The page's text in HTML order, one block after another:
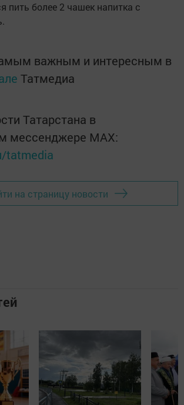
пить более 2 чашек напитка с
важным и интересным в
Татмедиа
Татарстана в
мессенджере MАХ:
tatmedia
на страницу новости